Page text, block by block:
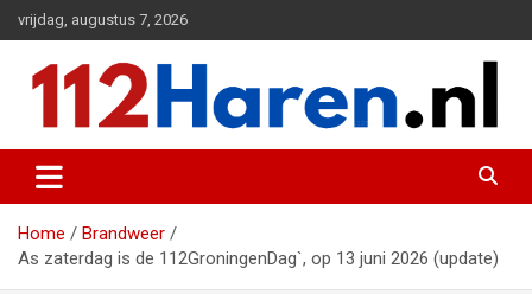
naar
inhoud
vrijdag, augustus 7, 2026
112 Haren.nl
Home
Brandweer
As zaterdag is de 112GroningenDag`, op 13 juni 2026 (update)